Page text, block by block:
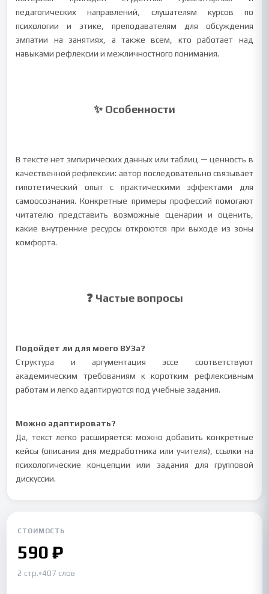
педагогических направлений, слушателям курсов по
психологии и этике, преподавателям для обсуждения
эмпатии на занятиях, а также всем, кто работает над
навыками рефлексии и межличностного понимания.
✨ Особенности
В тексте нет эмпирических данных или таблиц — ценность в
качественной рефлексии: автор последовательно связывает
гипотетический опыт с практическими эффектами для
самоосознания. Конкретные примеры профессий помогают
читателю представить возможные сценарии и оценить,
какие внутренние ресурсы откроются при выходе из зоны
комфорта.
❓ Частые вопросы
Подойдет ли для моего ВУЗа?
Структура и аргументация эссе соответствуют
академическим требованиям к коротким рефлексивным
работам и легко адаптируются под учебные задания.
Можно адаптировать?
Да, текст легко расширяется: можно добавить конкретные
кейсы (описания дня медработника или учителя), ссылки на
психологические концепции или задания для групповой
дискуссии.
СТОИМОСТЬ
590 ₽
2 стр.•407 слов